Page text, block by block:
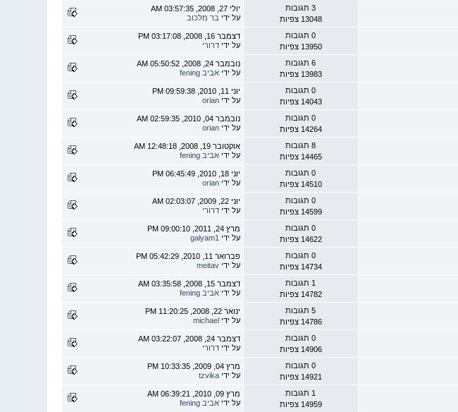
3 תגובות
13048 צפיות
יולי 27, 2008, 03:57:35 AM
על ידי בר מלכוב
0 תגובות
13950 צפיות
דצמבר 16, 2008, 03:17:08 PM
על ידידרורי
6 תגובות
13983 צפיות
נובמבר 24, 2008, 05:50:52 AM
על ידיאביב fening
0 תגובות
14043 צפיות
יוני 11, 2010, 09:59:38 PM
על ידיorian
0 תגובות
14264 צפיות
נובמבר 04, 2010, 02:59:35 AM
על ידיorian
8 תגובות
14465 צפיות
אוקטובר 19, 2008, 12:48:18 AM
על ידיאביב fening
0 תגובות
14510 צפיות
יוני 18, 2010, 06:45:49 PM
על ידיorian
0 תגובות
14599 צפיות
יוני 22, 2009, 02:03:07 AM
על ידידרורי
0 תגובות
14622 צפיות
מרץ 24, 2011, 09:00:10 PM
על ידי galyam1
0 תגובות
14734 צפיות
פברואר 11, 2010, 05:42:29 PM
על ידיmeitav
1 תגובות
14782 צפיות
דצמבר 15, 2008, 03:35:58 AM
על ידיאביב fening
5 תגובות
14786 צפיות
ינואר 22, 2008, 11:20:25 PM
על ידיmichael
0 תגובות
14906 צפיות
דצמבר 24, 2008, 03:22:07 AM
על ידידרורי
0 תגובות
14921 צפיות
מרץ 04, 2009, 10:33:35 PM
על ידיtzvika
1 תגובות
14959 צפיות
מרץ 09, 2010, 06:39:21 AM
על ידיאביב fening